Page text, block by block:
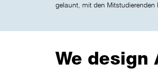
gelaunt, mit den Mitstudierenden
We design